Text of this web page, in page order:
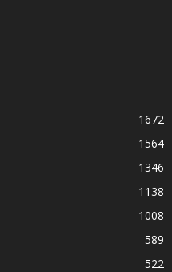
1672
1564
1346
1138
1008
589
522